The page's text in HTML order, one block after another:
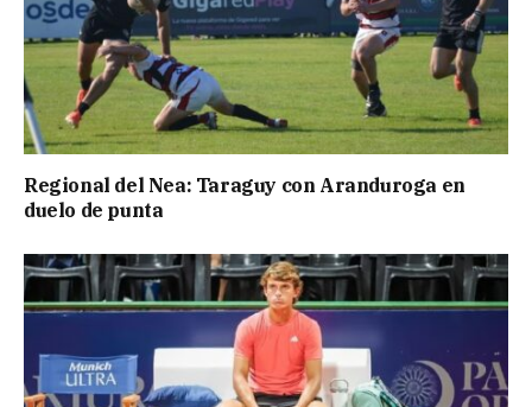
Regional del Nea: Taraguy con Aranduroga en
duelo de punta